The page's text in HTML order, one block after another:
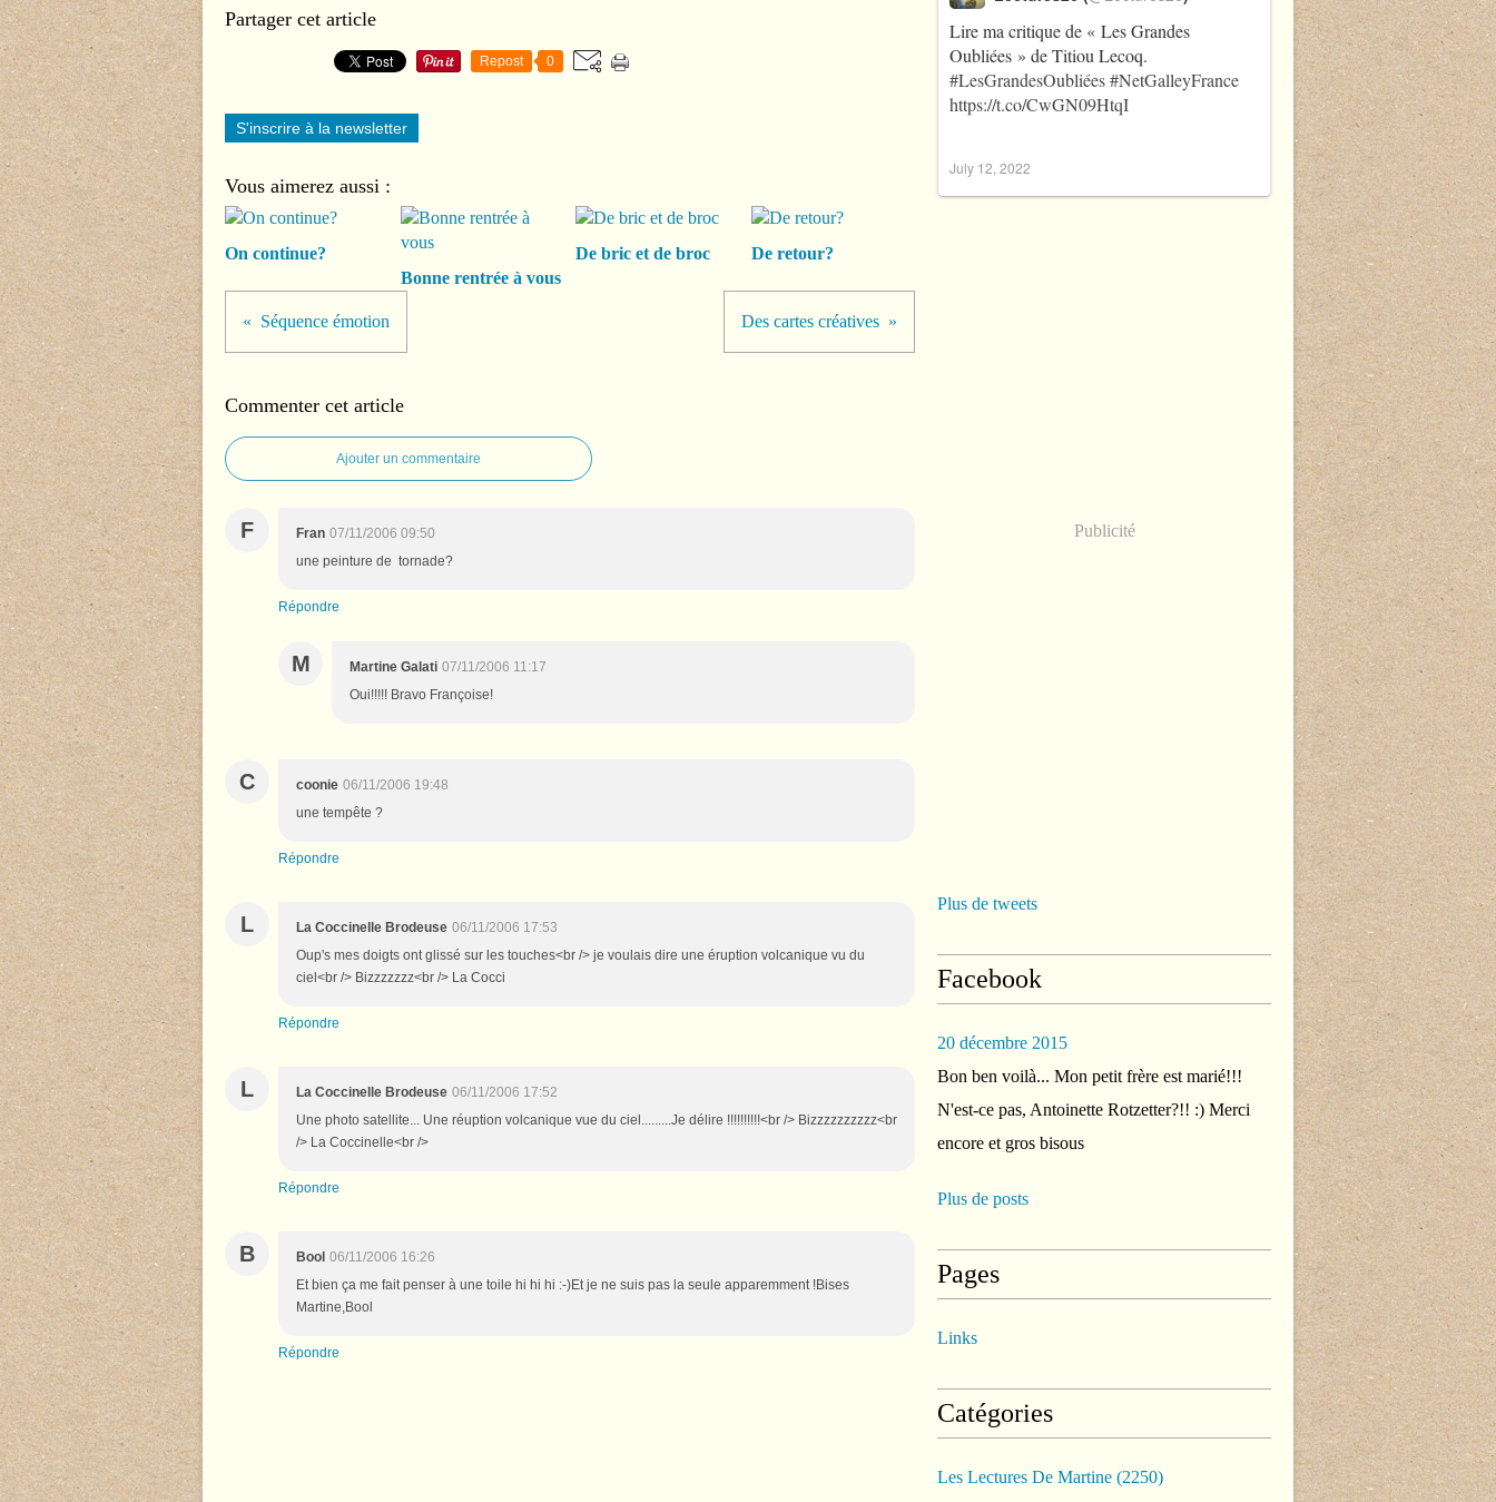
Partager cet article
Repost 0
S'inscrire à la newsletter
Vous aimerez aussi :
On continue?
Bonne rentrée à vous
De bric et de broc De retour?
Séquence émotion Des cartes créatives
Commenter cet article
Ajouter un commentaire
F Fran 07/11/2006 09:50
une peinture de tornade?
Répondre
M Martine Galati 07/11/2006 11:17
Oui!!!!! Bravo Françoise!
C coonie 06/11/2006 19:48
une tempête ?
Répondre
L La Coccinelle Brodeuse 06/11/2006 17:53
Oup's mes doigts ont glissé sur les touches<br /> je voulais dire une éruption volcanique vu du
ciel<br /> Bizzzzzzz<br /> La Cocci
Répondre
L La Coccinelle Brodeuse 06/11/2006 17:52
Une photo satellite... Une réuption volcanique vue du ciel.........Je délire !!!!!!!!!!<br /> Bizzzzzzzzzz<br
/> La Coccinelle<br />
Répondre
B Bool 06/11/2006 16:26
Et bien ça me fait penser à une toile hi hi hi :-)Et je ne suis pas la seule apparemment !Bises
Martine,Bool
Répondre
Lire ma critique de « Les Grandes
Oubliées » de Titiou Lecoq.
#LesGrandesOubliées#NetGalleyFrance
https://t.co/CwGN09HtqI
July 12, 2022
Publicité
Plus de tweets
Facebook
20 décembre 2015
Bon ben voilà... Mon petit frère est marié!!!
N'est-ce pas, Antoinette Rotzetter?!! :) Merci
encore et gros bisous
Plus de posts
Pages
Links
Catégories
Les Lectures De Martine (2250)